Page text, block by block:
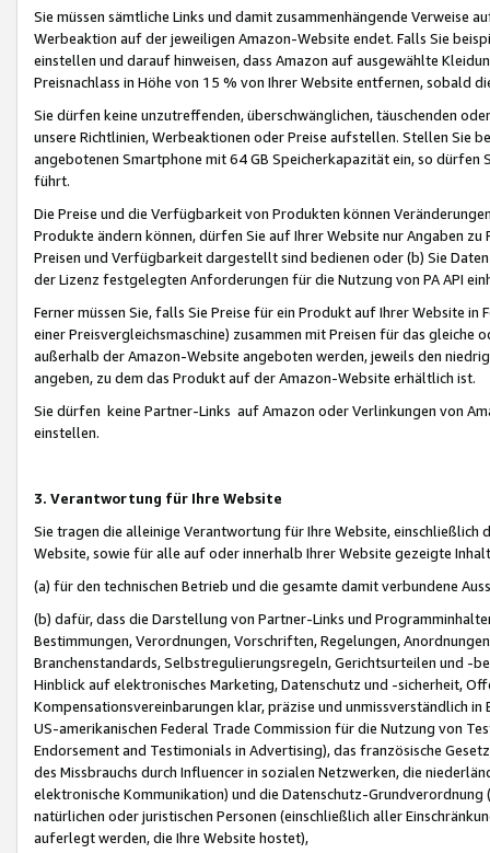
Sie müssen sämtliche Links und damit zusammenhängende
Werbeaktion auf der jeweiligen Amazon-Website endet. Falls Sie
einstellen und darauf hinweisen, dass Amazon auf ausgewählte
Preisnachlass in Höhe von 15 % von Ihrer Website entfernen, sobald
Sie dürfen keine unzutreffenden, überschwänglichen, täuschenden
unsere Richtlinien, Werbeaktionen oder Preise aufstellen. Stellen Sie
angebotenen Smartphone mit 64 GB Speicherkapazität ein, so dürfen
führt.
Die Preise und die Verfügbarkeit von Produkten können
Produkte ändern können, dürfen Sie auf Ihrer Website nur Angaben
Preisen und Verfügbarkeit dargestellt sind bedienen oder (b) Sie
der Lizenz festgelegten Anforderungen für die Nutzung von PA API
Ferner müssen Sie, falls Sie Preise für ein Produkt auf Ihrer Website
einer Preisvergleichsmaschine) zusammen mit Preisen für das
außerhalb der Amazon-Website angeboten werden, jeweils den
angeben, zu dem das Produkt auf der Amazon-Website erhältlich ist.
Sie dürfen keine Partner-Links auf Amazon oder Verlinkungen von
einstellen.
3. Verantwortung für Ihre Website
Sie tragen die alleinige Verantwortung für Ihre Website,
Website, sowie für alle auf oder innerhalb Ihrer Website gezeigte
(a) für den technischen Betrieb und die gesamte damit verbundene
(b) dafür, dass die Darstellung von Partner-Links und
Bestimmungen, Verordnungen, Vorschriften, Regelungen,
Branchenstandards, Selbstregulierungsregeln, Gerichtsurteilen und -
Hinblick auf elektronisches Marketing, Datenschutz und -sicherheit,
Kompensationsvereinbarungen klar, präzise und unmissverständlich
US-amerikanischen Federal Trade Commission für die Nutzung von
Endorsement and Testimonials in Advertising), das französische
des Missbrauchs durch Influencer in sozialen Netzwerken, die
elektronische Kommunikation) und die Datenschutz-
natürlichen oder juristischen Personen (einschließlich aller
auferlegt werden, die Ihre Website hostet),